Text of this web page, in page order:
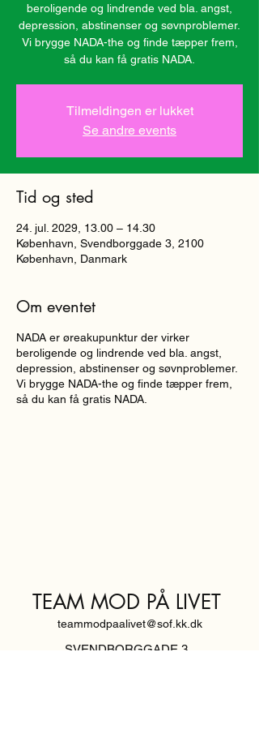
beroligende og lindrende ved bla. angst,
depression, abstinenser og søvnproblemer.
Vi brygge NADA-the og finde tæpper frem,
så du kan få gratis NADA.
Tilmeldingen er lukket
Se andre events
Tid og sted
24. jul. 2029, 13.00 – 14.30
København, Svendborggade 3, 2100
København, Danmark
Om eventet
NADA er øreakupunktur der virker
beroligende og lindrende ved bla. angst,
depression, abstinenser og søvnproblemer.
Vi brygge NADA-the og finde tæpper frem,
så du kan få gratis NADA.
TEAM MOD PÅ LIVET
teammodpaalivet@sof.kk.dk
SVENDBORGGADE 3,